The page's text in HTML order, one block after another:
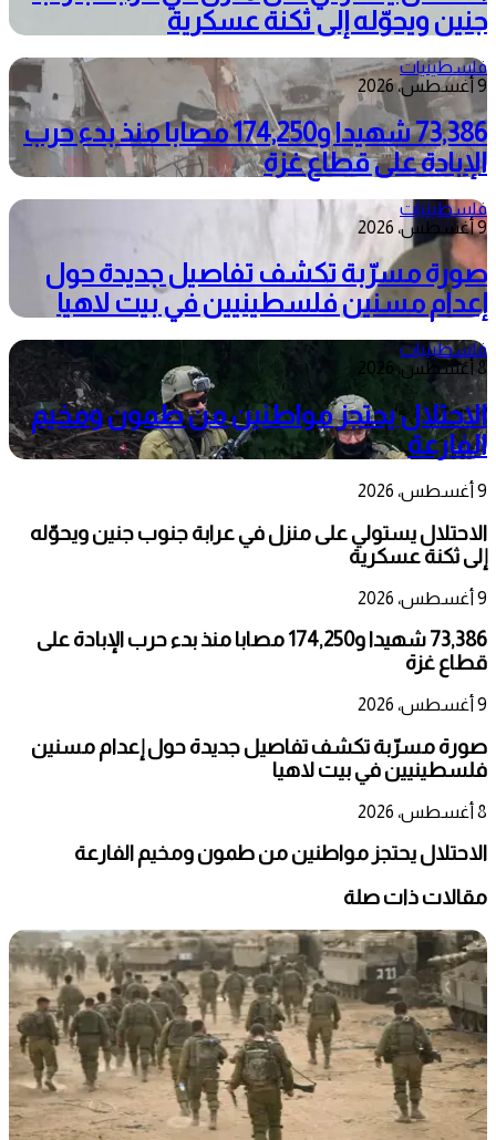
جنين ويحوّله إلى ثكنة عسكرية
فلسطينيات
9 أغسطس، 2026
73,386 شهيدا و174,250 مصابا منذ بدء حرب
الإبادة على قطاع غزة
فلسطينيات
9 أغسطس، 2026
صورة مسرّبة تكشف تفاصيل جديدة حول
إعدام مسنين فلسطينيين في بيت لاهيا
فلسطينيات
8 أغسطس، 2026
الاحتلال يحتجز مواطنين من طمون ومخيم
الفارعة
9 أغسطس، 2026
الاحتلال يستولي على منزل في عرابة جنوب جنين ويحوّله
إلى ثكنة عسكرية
9 أغسطس، 2026
73,386 شهيدا و174,250 مصابا منذ بدء حرب الإبادة على
قطاع غزة
9 أغسطس، 2026
صورة مسرّبة تكشف تفاصيل جديدة حول إعدام مسنين
فلسطينيين في بيت لاهيا
8 أغسطس، 2026
الاحتلال يحتجز مواطنين من طمون ومخيم الفارعة
مقالات ذات صلة